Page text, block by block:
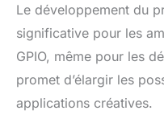
Le développement du
significative pour les
GPIO, même pour les
promet d’élargir les
applications créatives.